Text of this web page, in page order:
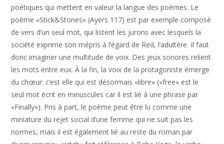
poétiques qui mettent en valeur la langue des poèmes. Le
poème «Stick&Stones» (Ayers 117) est par exemple composé
de vers d’un seul mot, qui listent les jurons avec lesquels la
société exprime son mépris à l’égard de Red, l’adultère. Il faut
donc imaginer une multitude de voix. Des jeux sonores relient
les mots entre eux. À la fin, la voix de la protagoniste émerge
du chœur: c’est elle qui est désormais «libre» («free» est le
seul mot écrit en minuscules car il est lié à une phrase par
«Finally»). Pris à part, le poème peut être lu comme une
miniature du rejet social d’une femme qui ne suit pas les
normes, mais il est également lié au reste du roman par